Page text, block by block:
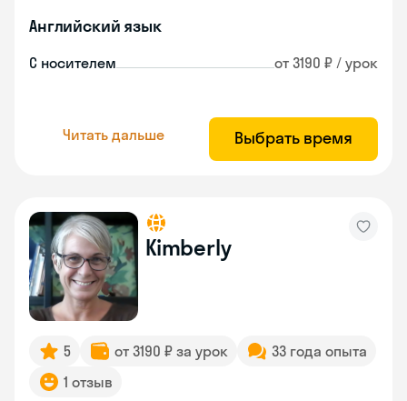
Английский язык
С носителем от 3190 ₽ / урок
Читать дальше Выбрать время
Kimberly
5 от 3190 ₽ за урок
33 года опыта
1 отзыв